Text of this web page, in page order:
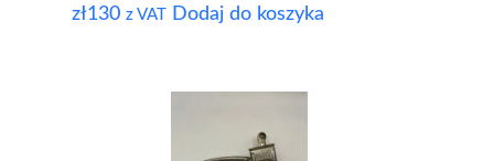
zł130 z VAT Dodaj do koszyka